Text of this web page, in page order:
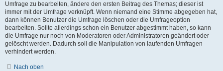
Umfrage zu bearbeiten, ändere den ersten Beitrag des Themas; dieser ist
immer mit der Umfrage verknüpft. Wenn niemand eine Stimme abgegeben hat,
dann können Benutzer die Umfrage löschen oder die Umfrageoption
bearbeiten. Sollte allerdings schon ein Benutzer abgestimmt haben, so kann
die Umfrage nur noch von Moderatoren oder Administratoren geändert oder
gelöscht werden. Dadurch soll die Manipulation von laufenden Umfragen
verhindert werden.
Nach oben